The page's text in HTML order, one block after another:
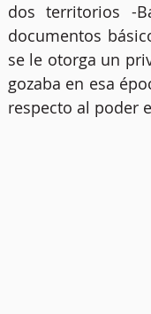
dos territorios -
documentos
se le otorga un
gozaba en esa
respecto al poder